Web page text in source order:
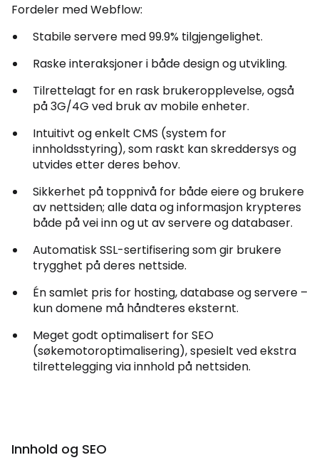
Fordeler med Webflow:
Stabile servere med 99.9% tilgjengelighet.
Raske interaksjoner i både design og utvikling.
Tilrettelagt for en rask brukeropplevelse, også
på 3G/4G ved bruk av mobile enheter.
Intuitivt og enkelt CMS (system for
innholdsstyring), som raskt kan skreddersys og
utvides etter deres behov.
Sikkerhet på toppnivå for både eiere og brukere
av nettsiden; alle data og informasjon krypteres
både på vei inn og ut av servere og databaser.
Automatisk SSL-sertifisering som gir brukere
trygghet på deres nettside.
Én samlet pris for hosting, database og servere –
kun domene må håndteres eksternt.
Meget godt optimalisert for SEO
(søkemotoroptimalisering), spesielt ved ekstra
tilrettelegging via innhold på nettsiden.
Innhold og SEO